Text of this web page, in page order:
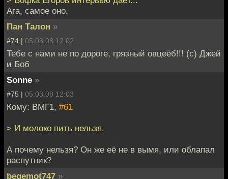
Ага, самое оно.
Пан Талон »
#74 | 05.03.08 12:02
Тебе с нами не по дороге, грязный овцеёб!!! (с) Джей
и Боб
Sonne »
#75 | 05.03.08 12:03
Кому: ВМГ1, #61
> И молоко пить нельзя.
А почему нельзя? Он же её не в вымя, или облапал
распутник?
begemot747 »